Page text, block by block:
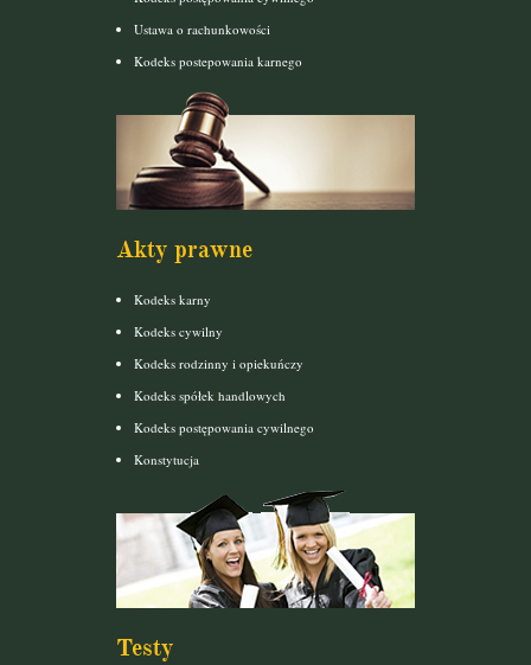
Ustawa o rachunkowości
Kodeks postepowania karnego
Akty prawne
Kodeks karny
Kodeks cywilny
Kodeks rodzinny i opiekuńczy
Kodeks spółek handlowych
Kodeks postępowania cywilnego
Konstytucja
Testy